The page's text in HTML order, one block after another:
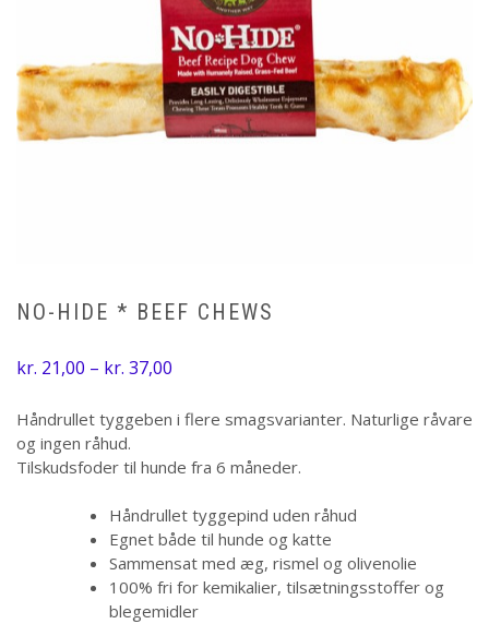
NO-HIDE * BEEF CHEWS
kr. 21,00 – kr. 37,00
til
Håndrullet tyggeben i flere smagsvarianter. Naturlige råvare
og ingen råhud.
Tilskudsfoder til hunde fra 6 måneder.
Håndrullet tyggepind uden råhud
Egnet både til hunde og katte
Sammensat med æg, rismel og olivenolie
100% fri for kemikalier, tilsætningsstoffer og
blegemidler